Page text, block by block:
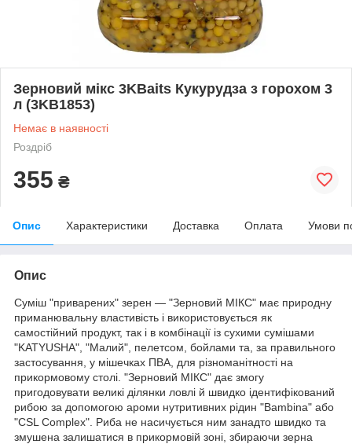
Зерновий мікс 3KBaits Кукурудза з горохом 3
л (3KB1853)
Немає в наявності
Роздріб
355 ₴
Опис Характеристики Доставка Оплата Умови
Опис
Суміш "приварених" зерен — "Зерновий МІКС" має природну
приманювальну властивість і використовується як
самостійний продукт, так і в комбінації із сухими сумішами
"KATYUSHA", "Малий", пелетсом, бойлами та, за правильного
застосування, у мішечках ПВА, для різноманітності на
прикормовому столі. "Зерновий МІКС" дає змогу
пригодовувати великі ділянки ловлі й швидко ідентифікований
рибою за допомогою ароми нутритивних рідин "Bambina" або
"CSL Complex". Риба не насичується ним занадто швидко та
змушена залишатися в прикормовій зоні, збираючи зерна